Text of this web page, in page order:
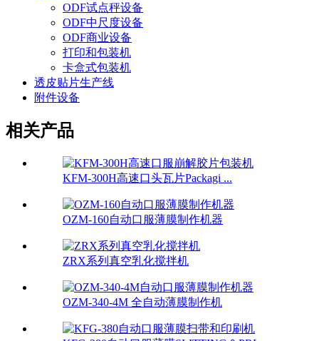
ODF试点秤设备
ODF中尺度设备
ODF商业设备
打印和包装机
卡盒式包装机
透皮贴片生产线
附件设备
相关产品
KFM-300H高速口头瓦片Packagi ...
OZM-160自动口服薄膜制作机器
ZRX系列真空乳化搅拌机
OZM-340-4M 全自动薄膜制作机